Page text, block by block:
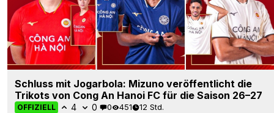
Schluss mit Jogarbola: Mizuno veröffentlicht die
Trikots von Cong An Hanoi FC für die Saison 26–27
OFFIZIELL 4 0 0 451 12 Std.